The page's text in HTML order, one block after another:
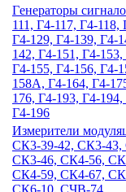
Гeнepaтopы
111, Г4-117, Г4-118,
Г4-129, Г4-139, Г4-
142, Г4-151, Г4-153,
Г4-155, Г4-156, Г4-
158А, Г4-164, Г4-
176, Г4-193, Г4-194,
Г4-196
Измерители
СК3-39-42, СК3-43,
СК3-46, СК4-56,
СК4-59, СК4-67,
СК6-10, СЧВ-74